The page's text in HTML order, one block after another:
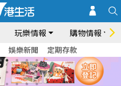
玩樂情報 購物情報
娛樂新聞 定期存款